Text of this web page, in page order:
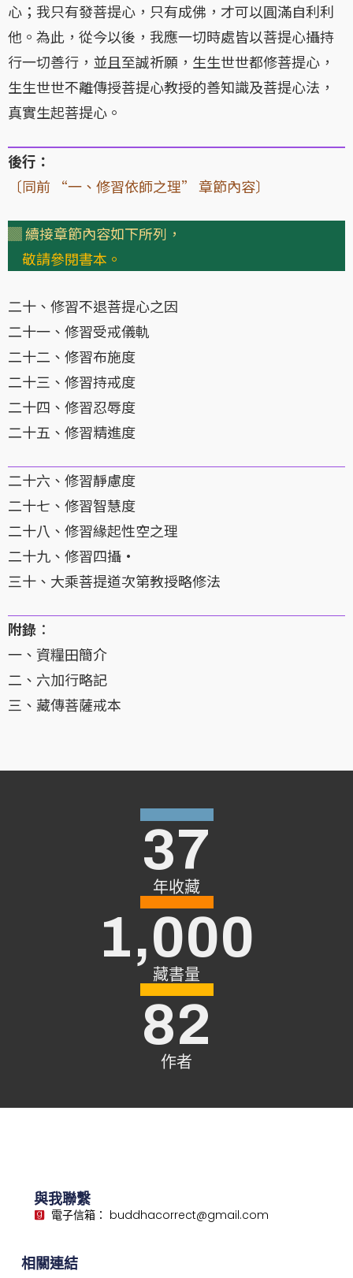
心；我只有發菩提心，只有成佛，才可以圓滿自利利
他。為此，從今以後，我應一切時處皆以菩提心攝持
行一切善行，並且至誠祈願，生生世世都修菩提心，
生生世世不離傳授菩提心教授的善知識及菩提心法，
真實生起菩提心。
後行：
〔同前 “一、修習依師之理” 章節內容〕
▓ 續接章節內容如下所列，
敬請參閱書本。
二十、修習不退菩提心之因
二十一、修習受戒儀軌
二十二、修習布施度
二十三、修習持戒度
二十四、修習忍辱度
二十五、修習精進度
二十六、修習靜慮度
二十七、修習智慧度
二十八、修習緣起性空之理
二十九、修習四攝·
三十、大乘菩提道次第教授略修法
附錄 ：
一、資糧田簡介
二、六加行略記
三、藏傳菩薩戒本
年收藏
37
藏書量
1,000
作者
82
與我聯繫
電子信箱： buddhacorrect@gmail.com
相關連結